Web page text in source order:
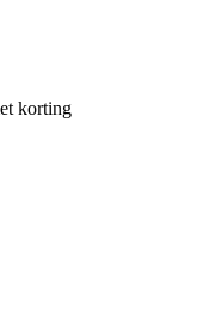
korting